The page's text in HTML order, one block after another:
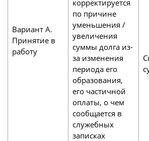
Вариант А.
Принятие в
работу
корректируется
по причине
уменьшения /
увеличения
суммы долга из-
за изменения
периода его
образования,
его частичной
оплаты, о чем
сообщается в
служебных
записках